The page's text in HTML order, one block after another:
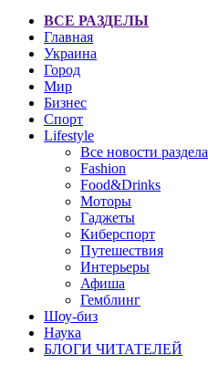
ВСЕ РАЗДЕЛЫ
Главная
Украина
Город
Мир
Бизнес
Спорт
Lifestyle
Все новости раздела
Fashion
Food&Drinks
Моторы
Гаджеты
Киберспорт
Путешествия
Интерьеры
Афиша
Гемблинг
Шоу-биз
Наука
БЛОГИ ЧИТАТЕЛЕЙ